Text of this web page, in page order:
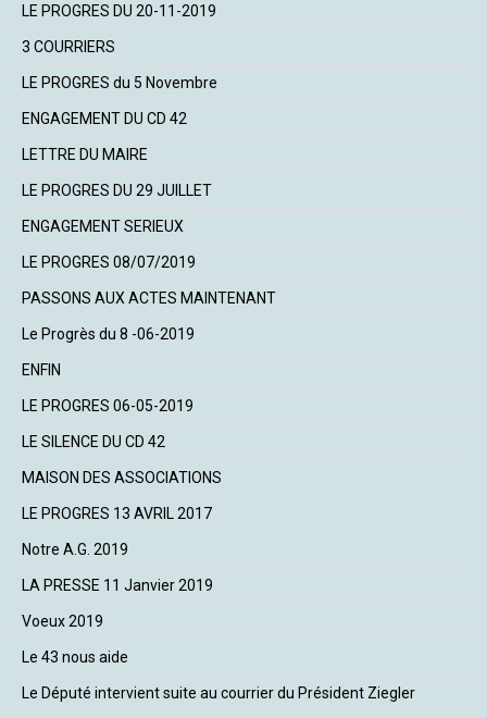
LE PROGRES DU 20-11-2019
3 COURRIERS
LE PROGRES du 5 Novembre
ENGAGEMENT DU CD 42
LETTRE DU MAIRE
LE PROGRES DU 29 JUILLET
ENGAGEMENT SERIEUX
LE PROGRES 08/07/2019
PASSONS AUX ACTES MAINTENANT
Le Progrès du 8 -06-2019
ENFIN
LE PROGRES 06-05-2019
LE SILENCE DU CD 42
MAISON DES ASSOCIATIONS
LE PROGRES 13 AVRIL 2017
Notre A.G. 2019
LA PRESSE 11 Janvier 2019
Voeux 2019
Le 43 nous aide
Le Député intervient suite au courrier du Président Ziegler